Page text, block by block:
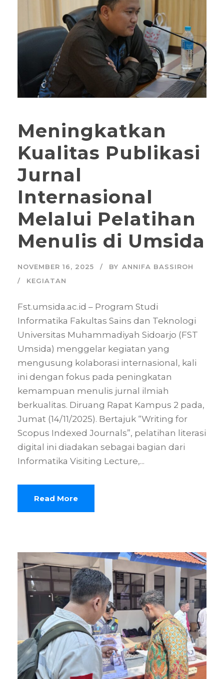
Meningkatkan
Kualitas Publikasi
Jurnal
Internasional
Melalui Pelatihan
Menulis di Umsida
NOVEMBER 16, 2025 BY ANNIFA BASSIROH
KEGIATAN
Fst.umsida.ac.id – Program Studi
Informatika Fakultas Sains dan Teknologi
Universitas Muhammadiyah Sidoarjo (FST
Umsida) menggelar kegiatan yang
mengusung kolaborasi internasional, kali
ini dengan fokus pada peningkatan
kemampuan menulis jurnal ilmiah
berkualitas. Diruang Rapat Kampus 2 pada,
Jumat (14/11/2025). Bertajuk “Writing for
Scopus Indexed Journals”, pelatihan literasi
digital ini diadakan sebagai bagian dari
Informatika Visiting Lecture,...
Read More